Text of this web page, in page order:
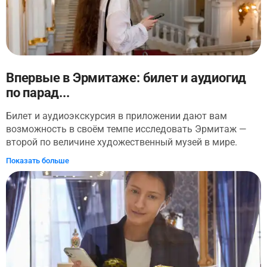
Впервые в Эрмитаже: билет и аудиогид
по парад...
Билет и аудиоэкскурсия в приложении дают вам
возможность в своём темпе исследовать Эрмитаж —
второй по величине художественный музей в мире.
Здесь легко потеряться, потому что маршрут по всем
залам составит 24 километра. Эта аудиоэкскурсия
составлена по короткому маршруту, комфортному для
тех, кто пришел сюда в первый раз. В этом аудиогиде
собраны только самые значимые шедевры коллекции.
Аудиоэкскурсия начнётся на Дворцовой площади, где
вы узнаете историю музея и рассмотрите его
архитектуру. Затем вы войдете в парадные залы
Зимнего дворца по знаменитой Иорданской лестнице.
Показать больше